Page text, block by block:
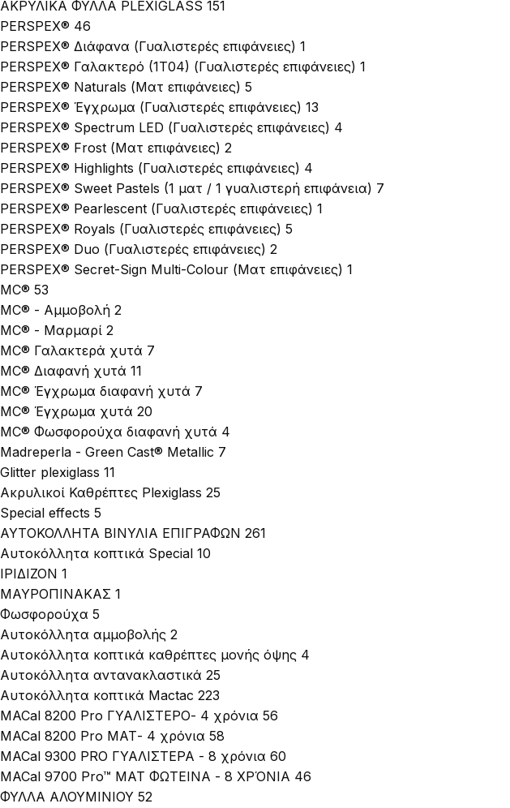
ΑΚΡΥΛΙΚΑ ΦΥΛΛΑ PLEXIGLASS 151
PERSPEX® 46
PERSPEX® Διάφανα (Γυαλιστερές επιφάνειες) 1
PERSPEX® Γαλακτερό (1Τ04) (Γυαλιστερές επιφάνειες) 1
PERSPEX® Naturals (Ματ επιφάνειες) 5
PERSPEX® Έγχρωμα (Γυαλιστερές επιφάνειες) 13
PERSPEX® Spectrum LED (Γυαλιστερές επιφάνειες) 4
PERSPEX® Frost (Ματ επιφάνειες) 2
PERSPEX® Highlights (Γυαλιστερές επιφάνειες) 4
PERSPEX® Sweet Pastels (1 ματ / 1 γυαλιστερή επιφάνεια) 7
PERSPEX® Pearlescent (Γυαλιστερές επιφάνειες) 1
PERSPEX® Royals (Γυαλιστερές επιφάνειες) 5
PERSPEX® Duo (Γυαλιστερές επιφάνειες) 2
PERSPEX® Secret-Sign Multi-Colour (Ματ επιφάνειες) 1
MC® 53
MC® - Αμμοβολή 2
MC® - Μαρμαρί 2
MC®​ Γαλακτερά χυτά 7
MC® Διαφανή χυτά 11
MC® Έγχρωμα διαφανή χυτά 7
MC® Έγχρωμα χυτά 20
MC® Φωσφορούχα διαφανή χυτά 4
Madreperla - Green Cast® Metallic 7
Glitter plexiglass 11
Ακρυλικοί Καθρέπτες Plexiglass 25
Special effects 5
ΑΥΤΟΚΟΛΛΗΤΑ ΒΙΝΥΛΙΑ ΕΠΙΓΡΑΦΩΝ 261
Αυτοκόλλητα κοπτικά Special 10
ΙΡΙΔΙΖΟΝ 1
ΜΑΥΡΟΠΙΝΑΚΑΣ 1
Φωσφορούχα 5
Αυτοκόλλητα αμμοβολής 2
Αυτοκόλλητα κοπτικά καθρέπτες μονής όψης 4
Αυτοκόλλητα αντανακλαστικά 25
Αυτοκόλλητα κοπτικά Mactac 223
MACal 8200 Pro ΓΥΑΛΙΣΤΕΡΟ- 4 χρόνια 56
MACal 8200 Pro ΜΑΤ- 4 χρόνια 58
MACal 9300 PRO ΓΥΑΛΙΣΤΕΡΑ - 8 χρόνια 60
MACal 9700 Pro™ MAT ΦΩΤΕΙΝΑ - 8 ΧΡΌΝΙΑ 46
ΦΥΛΛΑ ΑΛΟΥΜΙΝΙΟΥ 52